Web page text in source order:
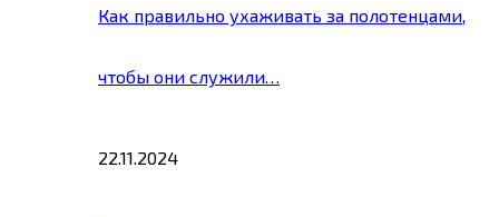
Как правильно ухаживать за полотенцами,
чтобы они служили…
22.11.2024